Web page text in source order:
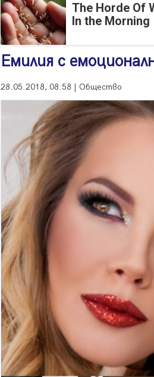
The Horde Of
In the Morning
Емилия с
28.05.2018, 08:58 | Общество